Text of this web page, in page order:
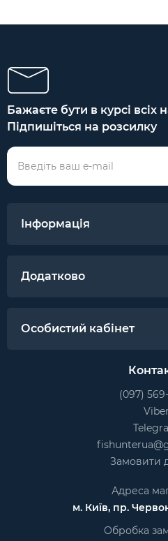
Бажаєте бути в курсі
Підпишіться на розсилку
Інформація
Додатково
Особистий кабінет
(097)
Viber
Замовити
Адреса
м. Київ, пр.
Обробка